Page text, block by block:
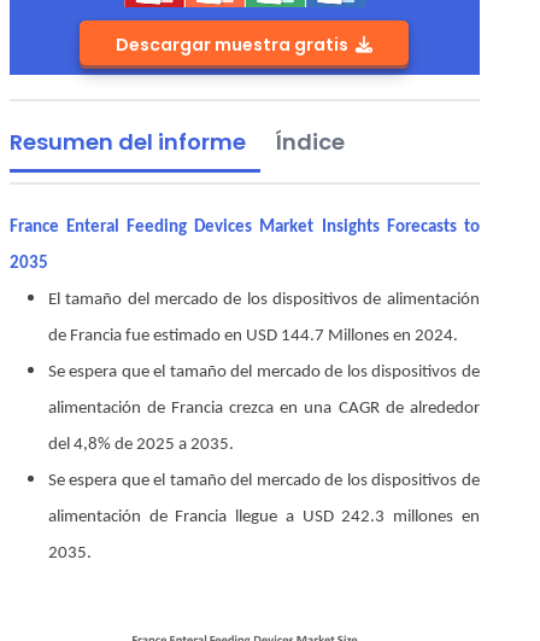
Descargar muestra gratis
Resumen del informe Índice
France Enteral Feeding Devices Market Insights Forecasts to
2035
El tamaño del mercado de los dispositivos de alimentación
de Francia fue estimado en USD 144.7 Millones en 2024.
Se espera que el tamaño del mercado de los dispositivos de
alimentación de Francia crezca en una CAGR de alrededor
del 4,8% de 2025 a 2035.
Se espera que el tamaño del mercado de los dispositivos de
alimentación de Francia llegue a USD 242.3 millones en
2035.